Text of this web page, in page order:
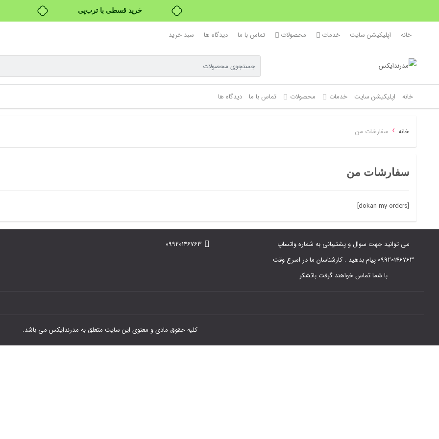
خرید قسطی با ترب‌پی
خانه اپلیکیشن سایت خدمات محصولات تماس با ما دیدگاه ها سبد خرید
خانه اپلیکیشن سایت خدمات محصولات تماس با ما دیدگاه ها
خانه › سفارشات من
سفارشات من
[dokan-my-orders]
می توانید جهت سوال و پشتیبانی به شماره واتساپ
09920146763 پیام بدهید . کارشناسان ما در اسرع وقت
با شما تماس خواهند گرفت.باتشکر
09920146763
کلیه حقوق مادی و معنوی این سایت متعلق به مدرندایکس می باشد.